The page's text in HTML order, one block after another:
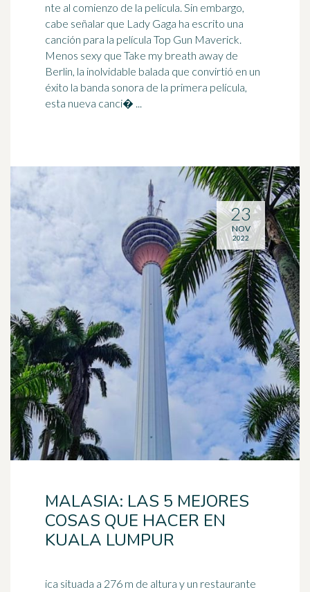
nte al comienzo de la película. Sin embargo,
cabe señalar que Lady Gaga ha escrito una
canción para la película Top Gun Maverick.
Menos sexy que Take my breath away de
Berlin, la inolvidable balada que convirtió en un
éxito la banda sonora de la primera película,
esta nueva canci� ...
MALASIA: LAS 5 MEJORES
COSAS QUE HACER EN
KUALA LUMPUR
ica situada a 276 m de altura y un restaurante
23
NOV
2022